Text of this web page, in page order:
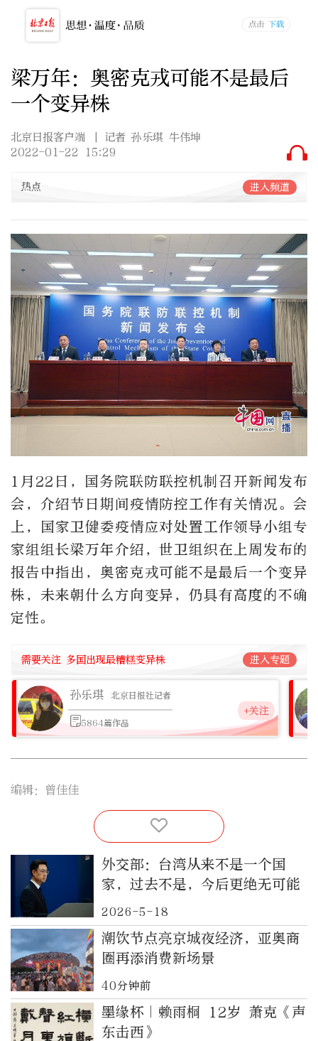
梁万年：奥密克戎可能不是最后
一个变异株
北京日报客户端
| 记者 孙乐琪 牛伟坤
2022-01-22 15:29
热点 进入频道
1月22日，国务院联防联控机制召开新闻发布
会，介绍节日期间疫情防控工作有关情况。会
上，国家卫健委疫情应对处置工作领导小组专
家组组长梁万年介绍，世卫组织在上周发布的
报告中指出，奥密克戎可能不是最后一个变异
株，未来朝什么方向变异，仍具有高度的不确
定性。
需要关注 多国出现最糟糕变异株 进入专题
孙乐琪 北京日报社记者
5864篇作品
+关注
编辑：曾佳佳
外交部：台湾从来不是一个国
家，过去不是，今后更绝无可能
2026-5-18
潮饮节点亮京城夜经济，亚奥商
圈再添消费新场景
40分钟前
墨缘杯｜赖雨桐 12岁 萧克《声
东击西》